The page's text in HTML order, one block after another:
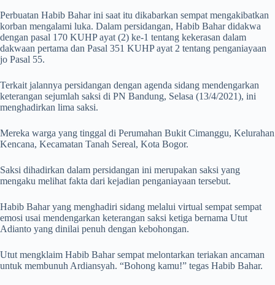
Perbuatan Habib Bahar ini saat itu dikabarkan sempat mengakibatkan
korban mengalami luka. Dalam persidangan, Habib Bahar didakwa
dengan pasal 170 KUHP ayat (2) ke-1 tentang kekerasan dalam
dakwaan pertama dan Pasal 351 KUHP ayat 2 tentang penganiayaan
jo Pasal 55.
Terkait jalannya persidangan dengan agenda sidang mendengarkan
keterangan sejumlah saksi di PN Bandung, Selasa (13/4/2021), ini
menghadirkan lima saksi.
Mereka warga yang tinggal di Perumahan Bukit Cimanggu, Kelurahan
Kencana, Kecamatan Tanah Sereal, Kota Bogor.
Saksi dihadirkan dalam persidangan ini merupakan saksi yang
mengaku melihat fakta dari kejadian penganiayaan tersebut.
Habib Bahar yang menghadiri sidang melalui virtual sempat sempat
emosi usai mendengarkan keterangan saksi ketiga bernama Utut
Adianto yang dinilai penuh dengan kebohongan.
Utut mengklaim Habib Bahar sempat melontarkan teriakan ancaman
untuk membunuh Ardiansyah. “Bohong kamu!” tegas Habib Bahar.